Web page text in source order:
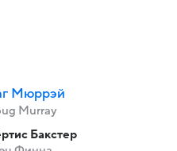
Мюррэй
Murray
Бакстер